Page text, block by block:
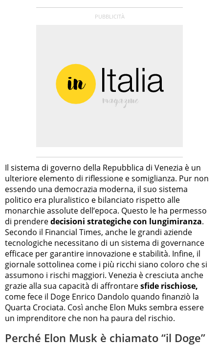
Il sistema di governo della Repubblica di Venezia è un
ulteriore elemento di riflessione e somiglianza. Pur non
essendo una democrazia moderna, il suo sistema
politico era pluralistico e bilanciato rispetto alle
monarchie assolute dell’epoca. Questo le ha permesso
di prenderedecisioni strategiche con lungimiranza.
Secondo il Financial Times, anche le grandi aziende
tecnologiche necessitano di un sistema di governance
efficace per garantire innovazione e stabilità. Infine, il
giornale sottolinea come i più ricchi siano coloro che si
assumono i rischi maggiori. Venezia è cresciuta anche
grazie alla sua capacità di affrontaresfide rischiose,
come fece il Doge Enrico Dandolo quando finanziò la
Quarta Crociata. Così anche Elon Muks sembra essere
un imprenditore che non ha paura del rischio.
Perché Elon Musk è chiamato “il Doge”